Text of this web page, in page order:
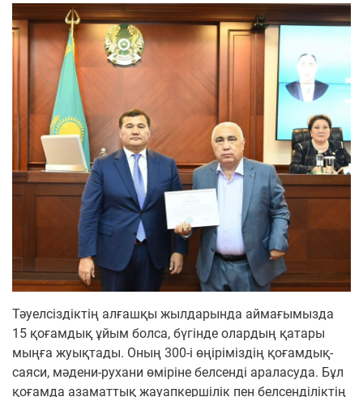
Тәуелсіздіктің алғашқы жылдарында аймағымызда
15 қоғамдық ұйым болса, бүгінде олардың қатары
мыңға жуықтады. Оның 300-і өңіріміздің қоғамдық-
саяси, мәдени-рухани өміріне белсенді араласуда. Бұл
қоғамда азаматтық жауапкершілік пен белсенділіктің